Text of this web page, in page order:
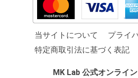
当サイトについて
プライ
特定商取引法に基づく表記
MK Lab 公式オンライ